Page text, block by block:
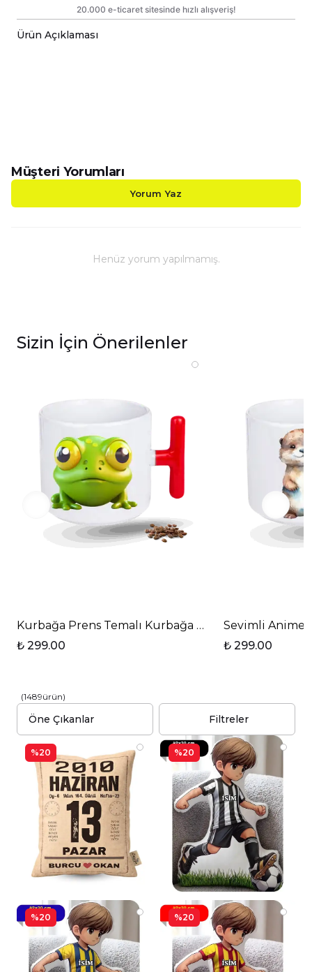
Ürün Açıklaması
Müşteri Yorumları
Yorum Yaz
Henüz yorum yapılmamış.
Sizin İçin Önerilenler
Kurbağa Prens Temalı Kurbağa Baskılı T Saplı
₺ 299.00
Sevimli Anime
₺ 299.00
(1489ürün)
Filtreler
%20 %20
%20 %20